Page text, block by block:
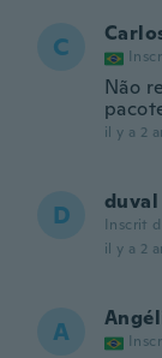
C
Não
il y a 2
D duval
Inscrit
il y a 2
A